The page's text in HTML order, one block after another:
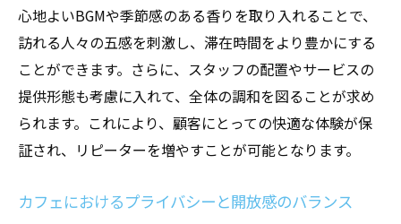
心地よいBGMや季節感のある香りを取り入れることで、
訪れる人々の五感を刺激し、滞在時間をより豊かにする
ことができます。さらに、スタッフの配置やサービスの
提供形態も考慮に入れて、全体の調和を図ることが求め
られます。これにより、顧客にとっての快適な体験が保
証され、リピーターを増やすことが可能となります。
カフェにおけるプライバシーと開放感のバランス